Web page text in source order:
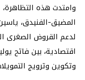
وامتدت هذه
المضيق-الفنيدق،
لدعم القروض الصغرى
وتكوين وترويج